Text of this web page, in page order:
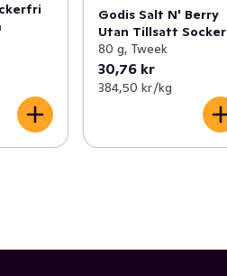
Godis Salt N' Berry
Utan Tillsatt Socker
80 g, Tweek
30,76 kr
384,50 kr /kg